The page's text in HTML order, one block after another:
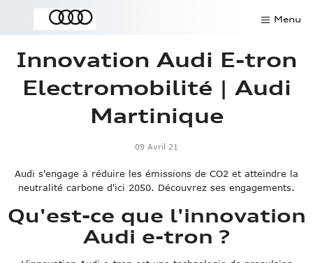
Menu
Contact
Offres du mois
Pièces détachées
Demander un essai
Innovation Audi E-tron
Electromobilité | Audi
Martinique
09 Avril 21
Audi s'engage à réduire les émissions de CO2 et atteindre la
neutralité carbone d'ici 2050. Découvrez ses engagements.
Qu'est-ce que l'innovation
Audi e-tron ?